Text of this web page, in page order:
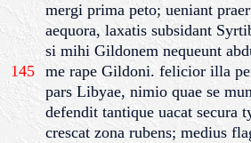
mergi prima peto; ueniant
aequora, laxatis subsidant
si mihi Gildonem nequeunt
145 me rape Gildoni. felicior illa
pars Libyae, nimio quae se
defendit tantique uacat secura
crescat zona rubens; medius